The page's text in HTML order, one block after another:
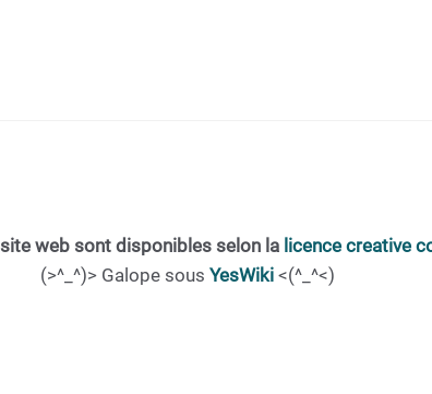
web sont disponibles selon la licence creative
(>^_^)> Galope sous YesWiki <(^_^<)